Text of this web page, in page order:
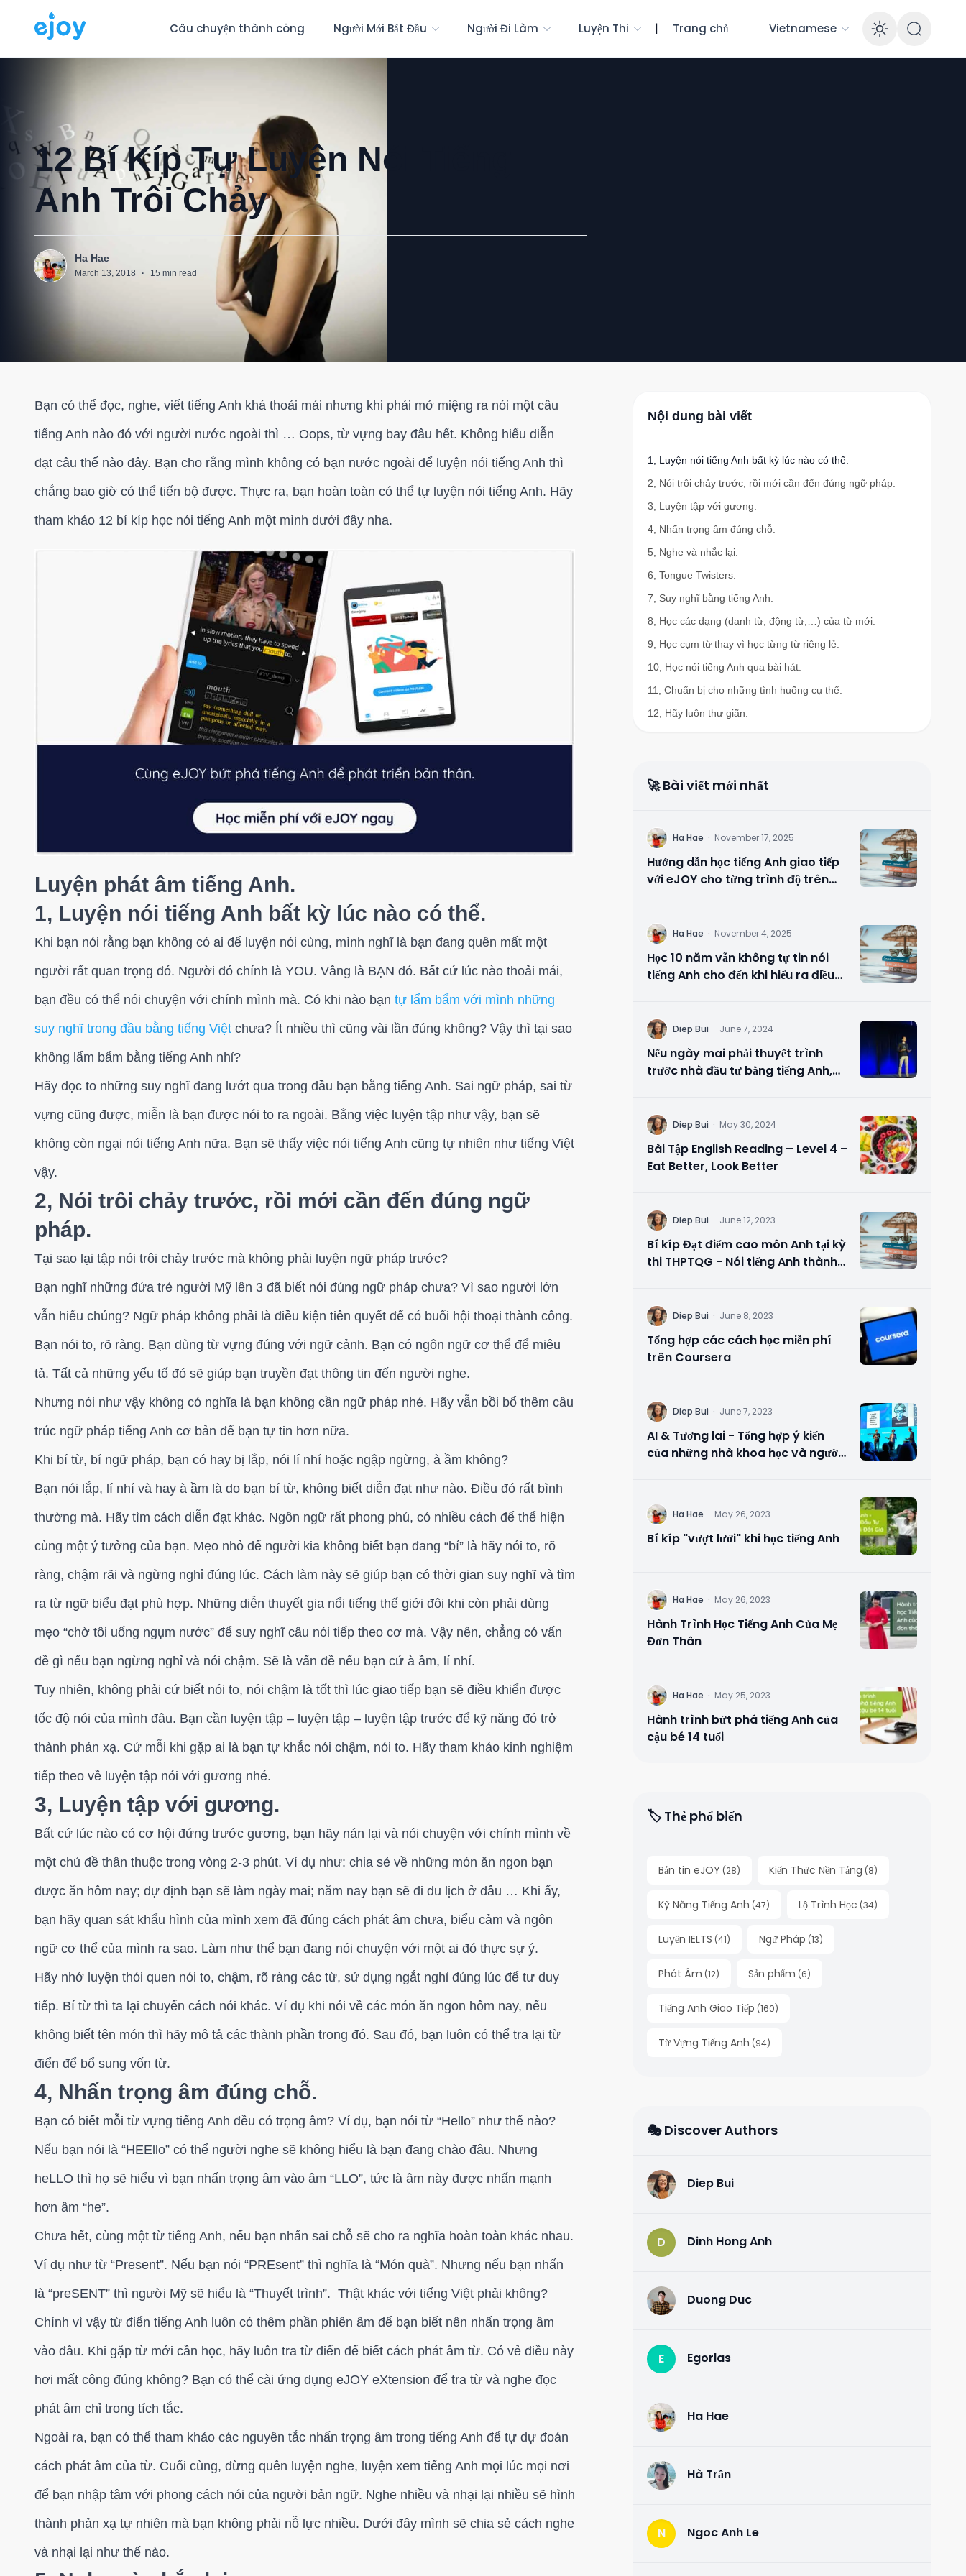
Câu chuyện thành công Người Mới Bắt Đầu Người Đi Làm Luyện Thi | Trang chủ Vietnamese Enable
12 Bí Kíp Tự Luyện Nói Tiếng
Anh Trôi Chảy
H Ha Hae
March 13, 2018 · 15 min read
Bạn có thể đọc, nghe, viết tiếng Anh khá thoải mái nhưng khi phải mở miệng ra nói một câu
tiếng Anh nào đó với người nước ngoài thì … Oops, từ vựng bay đâu hết. Không hiểu diễn
đạt câu thế nào đây. Bạn cho rằng mình không có bạn nước ngoài để luyện nói tiếng Anh thì
chẳng bao giờ có thể tiến bộ được. Thực ra, bạn hoàn toàn có thể tự luyện nói tiếng Anh. Hãy
tham khảo 12 bí kíp học nói tiếng Anh một mình dưới đây nha.
Luyện phát âm tiếng Anh.
1, Luyện nói tiếng Anh bất kỳ lúc nào có thể.
Khi bạn nói rằng bạn không có ai để luyện nói cùng, mình nghĩ là bạn đang quên mất một
người rất quan trọng đó. Người đó chính là YOU. Vâng là BẠN đó. Bất cứ lúc nào thoải mái,
bạn đều có thể nói chuyện với chính mình mà. Có khi nào bạn tự lẩm bẩm với mình những
suy nghĩ trong đầu bằng tiếng Việt chưa? Ít nhiều thì cũng vài lần đúng không? Vậy thì tại sao
không lẩm bẩm bằng tiếng Anh nhỉ?
Hãy đọc to những suy nghĩ đang lướt qua trong đầu bạn bằng tiếng Anh. Sai ngữ pháp, sai từ
vựng cũng được, miễn là bạn được nói to ra ngoài. Bằng việc luyện tập như vậy, bạn sẽ
không còn ngại nói tiếng Anh nữa. Bạn sẽ thấy việc nói tiếng Anh cũng tự nhiên như tiếng Việt
vậy.
2, Nói trôi chảy trước, rồi mới cần đến đúng ngữ
pháp.
Tại sao lại tập nói trôi chảy trước mà không phải luyện ngữ pháp trước?
Bạn nghĩ những đứa trẻ người Mỹ lên 3 đã biết nói đúng ngữ pháp chưa? Vì sao người lớn
vẫn hiểu chúng? Ngữ pháp không phải là điều kiện tiên quyết để có buổi hội thoại thành công.
Bạn nói to, rõ ràng. Bạn dùng từ vựng đúng với ngữ cảnh. Bạn có ngôn ngữ cơ thể để miêu
tả. Tất cả những yếu tố đó sẽ giúp bạn truyền đạt thông tin đến người nghe.
Nhưng nói như vậy không có nghĩa là bạn không cần ngữ pháp nhé. Hãy vẫn bồi bổ thêm câu
trúc ngữ pháp tiếng Anh cơ bản để bạn tự tin hơn nữa.
Khi bí từ, bí ngữ pháp, bạn có hay bị lắp, nói lí nhí hoặc ngập ngừng, à ầm không?
Bạn nói lắp, lí nhí và hay à ầm là do bạn bí từ, không biết diễn đạt như nào. Điều đó rất bình
thường mà. Hãy tìm cách diễn đạt khác. Ngôn ngữ rất phong phú, có nhiều cách để thể hiện
cùng một ý tưởng của bạn. Mẹo nhỏ để người kia không biết bạn đang “bí” là hãy nói to, rõ
ràng, chậm rãi và ngừng nghỉ đúng lúc. Cách làm này sẽ giúp bạn có thời gian suy nghĩ và tìm
ra từ ngữ biểu đạt phù hợp. Những diễn thuyết gia nổi tiếng thế giới đôi khi còn phải dùng
mẹo “chờ tôi uống ngụm nước” để suy nghĩ câu nói tiếp theo cơ mà. Vậy nên, chẳng có vấn
đề gì nếu bạn ngừng nghỉ và nói chậm. Sẽ là vấn đề nếu bạn cứ à ầm, lí nhí.
Tuy nhiên, không phải cứ biết nói to, nói chậm là tốt thì lúc giao tiếp bạn sẽ điều khiển được
tốc độ nói của mình đâu. Bạn cần luyện tập – luyện tập – luyện tập trước để kỹ năng đó trở
thành phản xạ. Cứ mỗi khi gặp ai là bạn tự khắc nói chậm, nói to. Hãy tham khảo kinh nghiệm
tiếp theo về luyện tập nói với gương nhé.
3, Luyện tập với gương.
Bất cứ lúc nào có cơ hội đứng trước gương, bạn hãy nán lại và nói chuyện với chính mình về
một chủ đề thân thuộc trong vòng 2-3 phút. Ví dụ như: chia sẻ về những món ăn ngon bạn
được ăn hôm nay; dự định bạn sẽ làm ngày mai; năm nay bạn sẽ đi du lịch ở đâu … Khi ấy,
bạn hãy quan sát khẩu hình của mình xem đã đúng cách phát âm chưa, biểu cảm và ngôn
ngữ cơ thể của mình ra sao. Làm như thể bạn đang nói chuyện với một ai đó thực sự ý.
Hãy nhớ luyện thói quen nói to, chậm, rõ ràng các từ, sử dụng ngắt nghỉ đúng lúc để tư duy
tiếp. Bí từ thì ta lại chuyển cách nói khác. Ví dụ khi nói về các món ăn ngon hôm nay, nếu
không biết tên món thì hãy mô tả các thành phần trong đó. Sau đó, bạn luôn có thể tra lại từ
điển để bổ sung vốn từ.
4, Nhấn trọng âm đúng chỗ.
Bạn có biết mỗi từ vựng tiếng Anh đều có trọng âm? Ví dụ, bạn nói từ “Hello” như thế nào?
Nếu bạn nói là “HEEllo” có thể người nghe sẽ không hiểu là bạn đang chào đâu. Nhưng
heLLO thì họ sẽ hiểu vì bạn nhấn trọng âm vào âm “LLO”, tức là âm này được nhấn mạnh
hơn âm “he”.
Chưa hết, cùng một từ tiếng Anh, nếu bạn nhấn sai chỗ sẽ cho ra nghĩa hoàn toàn khác nhau.
Ví dụ như từ “Present”. Nếu bạn nói “PREsent” thì nghĩa là “Món quà”. Nhưng nếu bạn nhấn
là “preSENT” thì người Mỹ sẽ hiểu là “Thuyết trình”. Thật khác với tiếng Việt phải không?
Chính vì vậy từ điển tiếng Anh luôn có thêm phần phiên âm để bạn biết nên nhấn trọng âm
vào đâu. Khi gặp từ mới cần học, hãy luôn tra từ điển để biết cách phát âm từ. Có vẻ điều này
hơi mất công đúng không? Bạn có thể cài ứng dụng eJOY eXtension để tra từ và nghe đọc
phát âm chỉ trong tích tắc.
Ngoài ra, bạn có thể tham khảo các nguyên tắc nhấn trọng âm trong tiếng Anh để tự dự đoán
cách phát âm của từ. Cuối cùng, đừng quên luyện nghe, luyện xem tiếng Anh mọi lúc mọi nơi
để bạn nhập tâm với phong cách nói của người bản ngữ. Nghe nhiều và nhại lại nhiều sẽ hình
thành phản xạ tự nhiên mà bạn không phải nỗ lực nhiều. Dưới đây mình sẽ chia sẻ cách nghe
và nhại lại như thế nào.
Nội dung bài viết
1, Luyện nói tiếng Anh bất kỳ lúc nào có thể.
2, Nói trôi chảy trước, rồi mới cần đến đúng ngữ pháp.
3, Luyện tập với gương.
4, Nhấn trọng âm đúng chỗ.
5, Nghe và nhắc lại.
6, Tongue Twisters.
7, Suy nghĩ bằng tiếng Anh.
8, Học các dạng (danh từ, động từ,…) của từ mới.
9, Học cụm từ thay vì học từng từ riêng lẻ.
10, Học nói tiếng Anh qua bài hát.
11, Chuẩn bị cho những tình huống cụ thể.
12, Hãy luôn thư giãn.
🚀 Bài viết mới nhất
H Ha Hae · November 17, 2025
Hướng dẫn học tiếng Anh giao tiếp
với eJOY cho từng trình độ trên
H Ha Hae · November 4, 2025
Học 10 năm vẫn không tự tin nói
tiếng Anh cho đến khi hiểu ra điều
D Diep Bui · June 7, 2024
Nếu ngày mai phải thuyết trình
trước nhà đầu tư bằng tiếng Anh,
D Diep Bui · May 30, 2024
Bài Tập English Reading – Level 4 –
Eat Better, Look Better
D Diep Bui · June 12, 2023
Bí kíp Đạt điểm cao môn Anh tại kỳ
thi THPTQG - Nói tiếng Anh thành
D Diep Bui · June 8, 2023
Tổng hợp các cách học miễn phí
trên Coursera
D Diep Bui · June 7, 2023
AI & Tương lai - Tổng hợp ý kiến
của những nhà khoa học và người
H Ha Hae · May 26, 2023
Bí kíp "vượt lười" khi học tiếng Anh
H Ha Hae · May 26, 2023
Hành Trình Học Tiếng Anh Của Mẹ
Đơn Thân
H Ha Hae · May 25, 2023
Hành trình bứt phá tiếng Anh của
cậu bé 14 tuổi
🏷️ Thẻ phổ biến
Bản tin eJOY (28) Kiến Thức Nền Tảng (8)
Kỹ Năng Tiếng Anh (47) Lộ Trình Học (34)
Luyện IELTS (41) Ngữ Pháp (13)
Phát Âm (12) Sản phẩm (6)
Tiếng Anh Giao Tiếp (160)
Từ Vựng Tiếng Anh (94)
🎭 Discover Authors
D Diep Bui
D Dinh Hong Anh
D Duong Duc
E Egorlas
H Ha Hae
H Hà Trần
N Ngoc Anh Le